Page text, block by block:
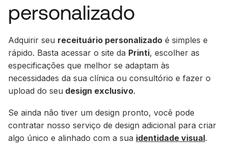
personalizado
Adquirir seu receituário personalizado é simples e
rápido. Basta acessar o site da Printi, escolher as
especificações que melhor se adaptam às
necessidades da sua clínica ou consultório e fazer o
upload do seu design exclusivo.
Se ainda não tiver um design pronto, você pode
contratar nosso serviço de design adicional para criar
algo único e alinhado com a sua identidade visual.